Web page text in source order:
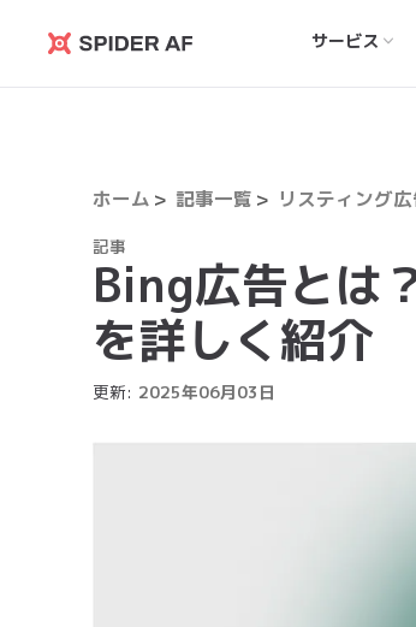
Spider
サービス
ホーム 記事一覧 リスティング
記事
Bing広告とは
を詳しく紹介
更新: 2025年06月03 日